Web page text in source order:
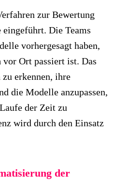
zur Bewertung
eingeführt. Die Teams
vorhergesagt haben,
Ort passiert ist. Das
erkennen, ihre
die Modelle anzupassen,
der Zeit zu
wird durch den Einsatz
der